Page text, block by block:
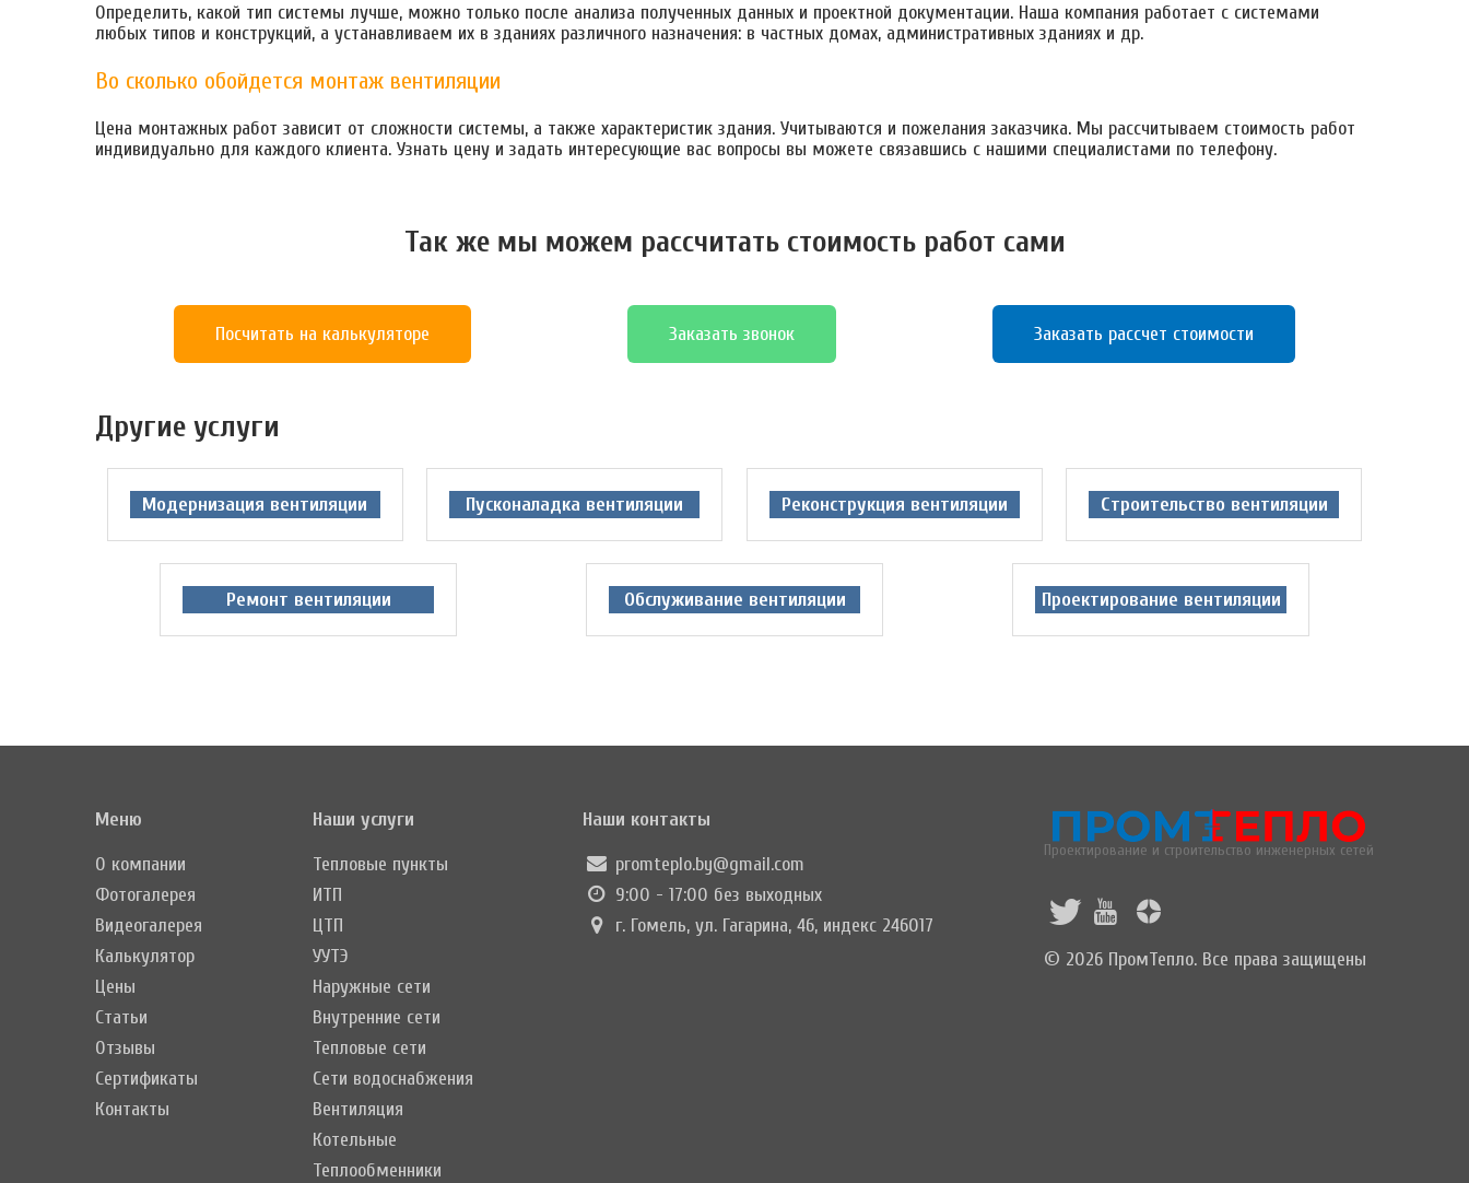
Определить, какой тип системы лучше, можно только после анализа полученных данных и проектной документации. Наша компания работает с системами
любых типов и конструкций, а устанавливаем их в зданиях различного назначения: в частных домах, административных зданиях и др.
Во сколько обойдется монтаж вентиляции
Цена монтажных работ зависит от сложности системы, а также характеристик здания. Учитываются и пожелания заказчика. Мы рассчитываем стоимость работ
индивидуально для каждого клиента. Узнать цену и задать интересующие вас вопросы вы можете связавшись с нашими специалистами по телефону.
Так же мы можем расcчитать стоимость работ сами
Посчитать на калькуляторе Заказать звонок Заказать рассчет стоимости
Другие услуги
Модернизация вентиляции Пусконаладка вентиляции Реконструкция вентиляции Строительство вентиляции
Ремонт вентиляции Обслуживание вентиляции Проектирование вентиляции
Меню
О компании
Фотогалерея
Видеогалерея
Калькулятор
Цены
Статьи
Отзывы
Сертификаты
Контакты
Наши услуги
Тепловые пункты
ИТП
ЦТП
УУТЭ
Наружные сети
Внутренние сети
Тепловые сети
Сети водоснабжения
Вентиляция
Котельные
Теплообменники
Наши контакты
promteplo.by@gmail.com
9:00 - 17:00 без выходных
г. Гомель, ул. Гагарина, 46, индекс 246017
Проектирование и строительство инженерных сетей
© 2026 ПромТепло. Все права защищены